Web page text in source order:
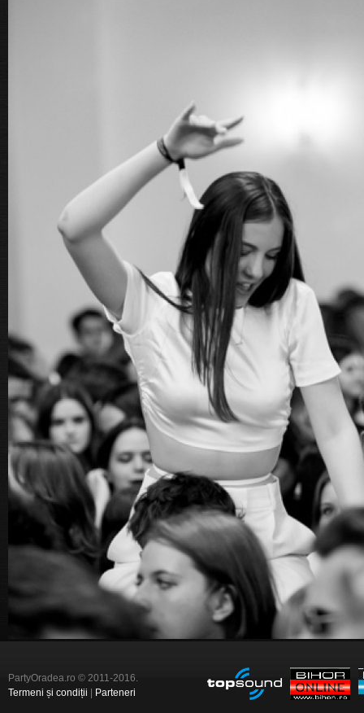
PartyOradea.ro © 2011-2016.
Termeni și condiții | Parteneri